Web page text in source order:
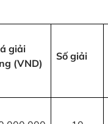
giải
(VND)
Số giải